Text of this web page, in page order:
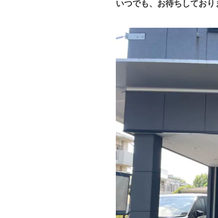
いつでも、お待ちしており